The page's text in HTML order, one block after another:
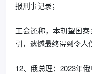
报刑事记录；
工会还称，本期望国
引，遗憾最终得到令人
12、俄总理：2023年